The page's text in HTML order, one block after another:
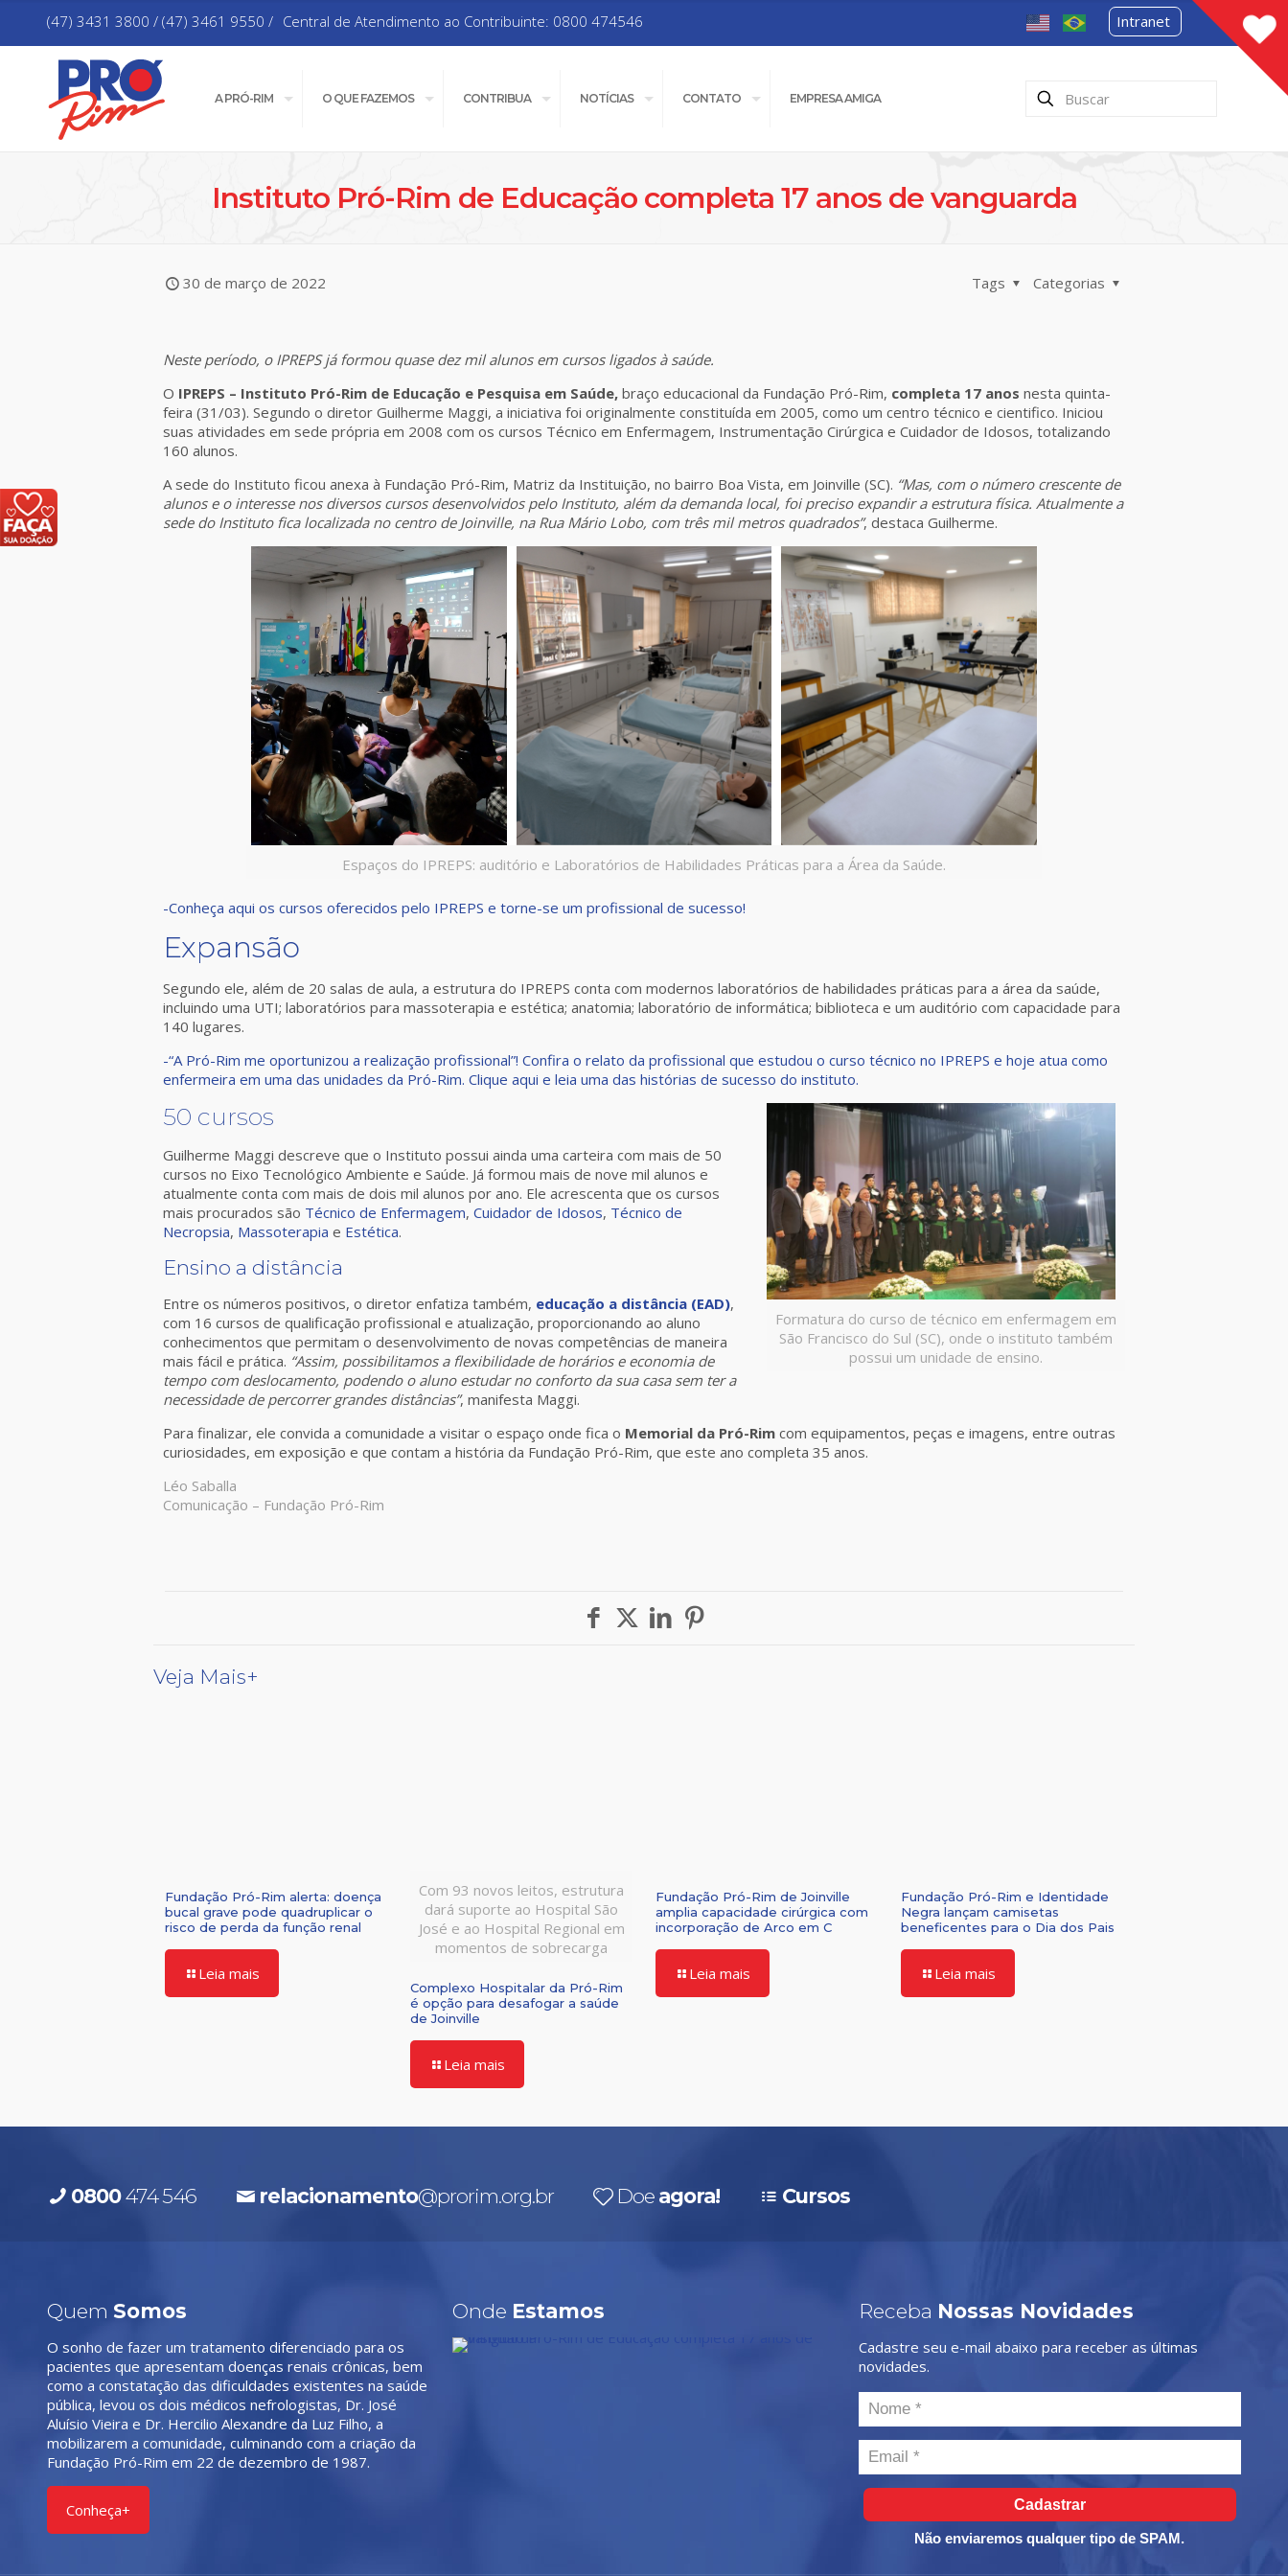
(47) 3431 3800 / (47) 3461 9550 / Central de Atendimento ao Contribuinte: 0800 474546 Intranet
A PRÓ-RIM O QUE FAZEMOS CONTRIBUA NOTÍCIAS CONTATO EMPRESA AMIGA
Instituto Pró-Rim de Educação completa 17 anos de vanguarda
30 de março de 2022 Categorias
Tags
Neste período, o IPREPS já formou quase dez mil alunos em cursos ligados à saúde.
O IPREPS – Instituto Pró-Rim de Educação e Pesquisa em Saúde, braço educacional da Fundação Pró-Rim, completa 17 anos nesta quinta-
feira (31/03). Segundo o diretor Guilherme Maggi, a iniciativa foi originalmente constituída em 2005, como um centro técnico e cientifico. Iniciou
suas atividades em sede própria em 2008 com os cursos Técnico em Enfermagem, Instrumentação Cirúrgica e Cuidador de Idosos, totalizando
160 alunos.
A sede do Instituto ficou anexa à Fundação Pró-Rim, Matriz da Instituição, no bairro Boa Vista, em Joinville (SC). “Mas, com o número crescente de
alunos e o interesse nos diversos cursos desenvolvidos pelo Instituto, além da demanda local, foi preciso expandir a estrutura física. Atualmente a
sede do Instituto fica localizada no centro de Joinville, na Rua Mário Lobo, com três mil metros quadrados”, destaca Guilherme.
Espaços do IPREPS: auditório e Laboratórios de Habilidades Práticas para a Área da Saúde.
-Conheça aqui os cursos oferecidos pelo IPREPS e torne-se um profissional de sucesso!
Expansão
Segundo ele, além de 20 salas de aula, a estrutura do IPREPS conta com modernos laboratórios de habilidades práticas para a área da saúde,
incluindo uma UTI; laboratórios para massoterapia e estética; anatomia; laboratório de informática; biblioteca e um auditório com capacidade para
140 lugares.
-“A Pró-Rim me oportunizou a realização profissional”! Confira o relato da profissional que estudou o curso técnico no IPREPS e hoje atua como
enfermeira em uma das unidades da Pró-Rim. Clique aqui e leia uma das histórias de sucesso do instituto.
Formatura do curso de técnico em enfermagem em
São Francisco do Sul (SC), onde o instituto também
possui um unidade de ensino.
50 cursos
Guilherme Maggi descreve que o Instituto possui ainda uma carteira com mais de 50
cursos no Eixo Tecnológico Ambiente e Saúde. Já formou mais de nove mil alunos e
atualmente conta com mais de dois mil alunos por ano. Ele acrescenta que os cursos
mais procurados são Técnico de Enfermagem,Cuidador de Idosos, Técnico de
Necropsia, Massoterapia e Estética.
Ensino a distância
Entre os números positivos, o diretor enfatiza também, educação a distância (EAD),
com 16 cursos de qualificação profissional e atualização, proporcionando ao aluno
conhecimentos que permitam o desenvolvimento de novas competências de maneira
mais fácil e prática. “Assim, possibilitamos a flexibilidade de horários e economia de
tempo com deslocamento, podendo o aluno estudar no conforto da sua casa sem ter a
necessidade de percorrer grandes distâncias”, manifesta Maggi.
Para finalizar, ele convida a comunidade a visitar o espaço onde fica o Memorial da Pró-Rim com equipamentos, peças e imagens, entre outras
curiosidades, em exposição e que contam a história da Fundação Pró-Rim, que este ano completa 35 anos.
Léo Saballa
Comunicação – Fundação Pró-Rim
Veja Mais+
Fundação Pró-Rim alerta: doença
bucal grave pode quadruplicar o
risco de perda da função renal
Leia mais
Com 93 novos leitos, estrutura
dará suporte ao Hospital São
José e ao Hospital Regional em
momentos de sobrecarga
Complexo Hospitalar da Pró-Rim
é opção para desafogar a saúde
de Joinville
Leia mais
Fundação Pró-Rim de Joinville
amplia capacidade cirúrgica com
incorporação de Arco em C
Leia mais
Fundação Pró-Rim e Identidade
Negra lançam camisetas
beneficentes para o Dia dos Pais
Leia mais
0800474 546 relacionamento@prorim.org.br Doe agora! Cursos
Quem Somos
O sonho de fazer um tratamento diferenciado para os
pacientes que apresentam doenças renais crônicas, bem
como a constatação das dificuldades existentes na saúde
pública, levou os dois médicos nefrologistas, Dr. José
Aluísio Vieira e Dr. Hercilio Alexandre da Luz Filho, a
mobilizarem a comunidade, culminando com a criação da
Fundação Pró-Rim em 22 de dezembro de 1987.
Conheça+
Onde Estamos Receba Nossas Novidades
Cadastre seu e-mail abaixo para receber as últimas
novidades.
Cadastrar
Não enviaremos qualquer tipo de SPAM.